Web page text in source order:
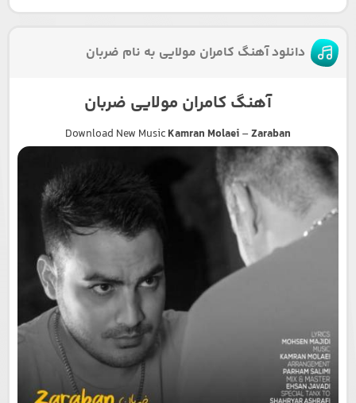
دانلود آهنگ کامران مولایی به نام ضربان
آهنگ کامران مولایی ضربان
Download New MusicKamran Molaei–Zaraban